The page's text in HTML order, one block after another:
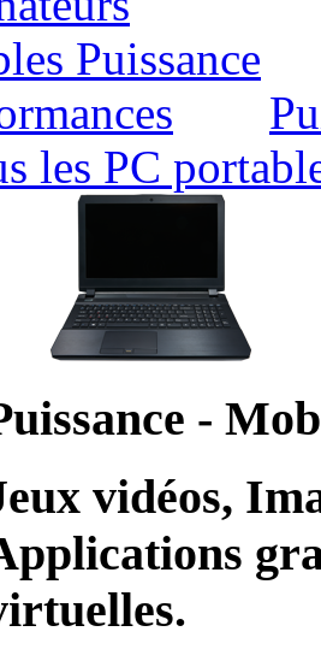
les PC
-
vidéos,